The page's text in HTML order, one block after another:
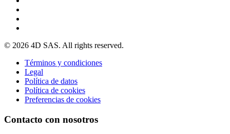
© 2026 4D SAS. All rights reserved.
Términos y condiciones
Legal
Política de datos
Política de cookies
Preferencias de cookies
Contacto con nosotros